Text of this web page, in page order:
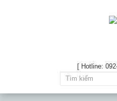
[ Hotline: